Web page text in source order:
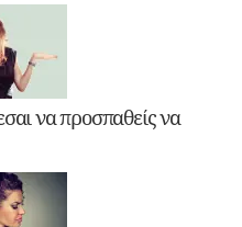
να προσπαθείς να